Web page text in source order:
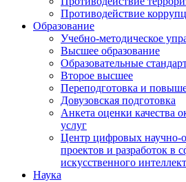
Противодействие
Образование
Учебно-методическое
Высшее образование
Образовательные
Второе высшее
Переподготовка и
Довузовская подготовка
Анкета оценки качества
услуг
Центр цифровых научно-
проектов и разработок в
искусственного
Наука